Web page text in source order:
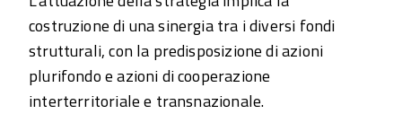
costruzione di una sinergia tra i diversi fondi
strutturali, con la predisposizione di azioni
plurifondo e azioni di cooperazione
interterritoriale e transnazionale.